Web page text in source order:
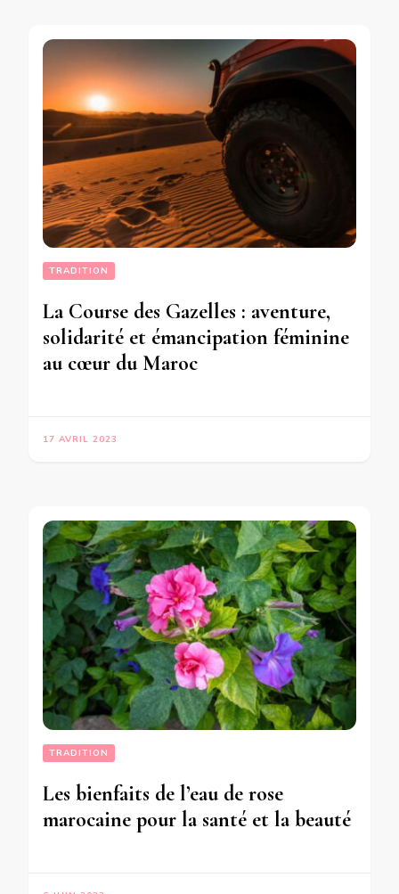
TRADITION
La Course des Gazelles : aventure,
solidarité et émancipation féminine
au cœur du Maroc
17 AVRIL 2023
TRADITION
Les bienfaits de l’eau de rose
marocaine pour la santé et la beauté